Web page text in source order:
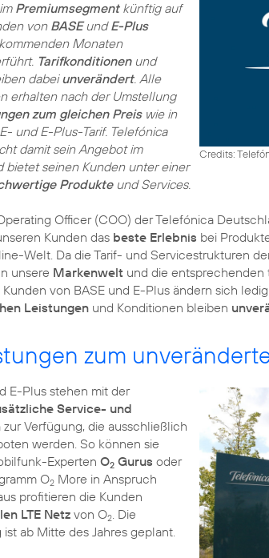
Credits:
Premiumsegmentkünftig auf
vonBASEundE-Plus
Monaten
Tarifkonditionenund
dabeiunverändert. Alle
erhalten nach der Umstellung
zum gleichen Preiswie in
und E-Plus-Tarif. Telefónica
damit sein Angebot im
bietet seinen Kunden unter einer
Produkteund Services.
Officer (COO) der Telefónica
Kunden das beste Erlebnis bei
Welt. Da die Tarif- und Servicestrukturen
unsere Markenwelt und die
Kunden von BASE und E-Plus ändern sich
Leistungen und Konditionen bleiben
zum
E-Plus stehen mit der
Service- und
zur Verfügung, die ausschließlich
werden. So können sie
Experten O2 Gurus oder
O2 More in Anspruch
profitieren die Kunden
LTE Netz von O2. Die
ab Mitte des Jahres geplant.